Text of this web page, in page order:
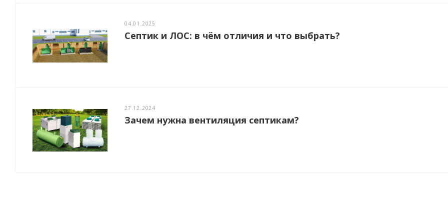
04.01.2025
Септик и ЛОС: в чём отличия и что выбрать?
27.12.2024
Зачем нужна вентиляция септикам?